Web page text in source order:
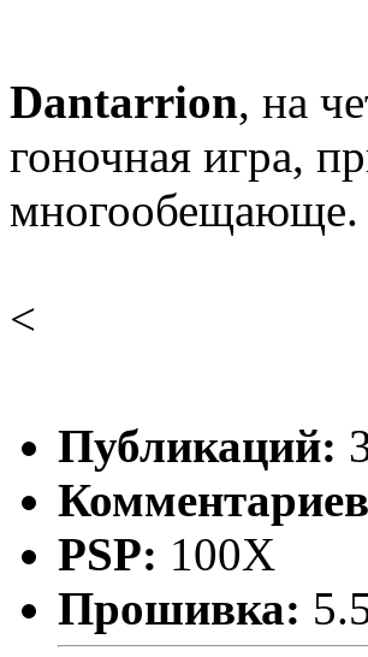
Dantarrion, на
гоночная игра,
многообещающе.
<
Публикаций:
PSP: 100X
Прошивка: